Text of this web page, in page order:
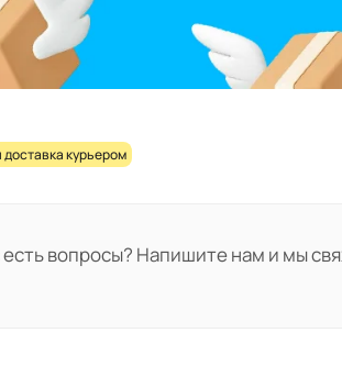
курьером
есть вопросы? Напишите нам и мы